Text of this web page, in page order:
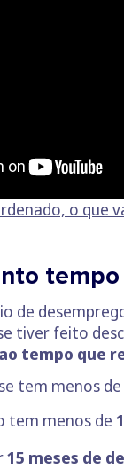
o que
de
tiver feito
tempo que
tem menos
tem menos de
15 meses de